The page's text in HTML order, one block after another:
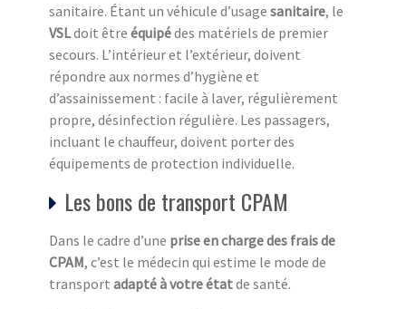
sanitaire. Étant un véhicule d’usage sanitaire, le
VSLdoit être équipédes matériels de premier
secours. L’intérieur et l’extérieur, doivent
répondre aux normes d’hygiène et
d’assainissement : facile à laver, régulièrement
propre, désinfection régulière. Les passagers,
incluant le chauffeur, doivent porter des
équipements de protection individuelle.
Les bons de transport CPAM
Dans le cadre d’une prise en charge des frais de
CPAM, c’est le médecin qui estime le mode de
transport adapté à votre étatde santé.